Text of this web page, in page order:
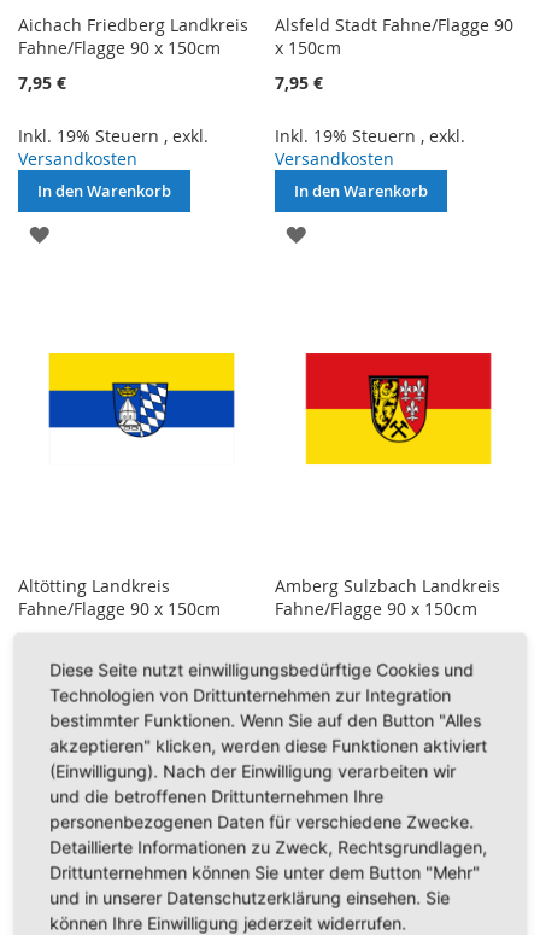
Aichach Friedberg Landkreis
Fahne/Flagge 90 x 150cm
7,95 €
Inkl. 19% Steuern , exkl.
Versandkosten
In den Warenkorb
ZUR
Alsfeld Stadt Fahne/Flagge 90
x 150cm
7,95 €
Inkl. 19% Steuern ,exkl.
Versandkosten
In den Warenkorb
ZUR
Altötting Landkreis
Fahne/Flagge 90 x 150cm
Inkl. 19% Steuern,exkl.
Versandkosten
In den Warenkorb
ZUR
WUNSCHLISTE
HINZUFÜGEN
Amberg Sulzbach Landkreis
Fahne/Flagge 90 x 150cm
Inkl. 19% Steuern,exkl.
Versandkosten
In den Warenkorb
ZUR
WUNSCHLISTE
HINZUFÜGEN
Diese Seite nutzt einwilligungsbedürftige Cookies und
Technologien von Drittunternehmen zur Integration
bestimmter Funktionen. Wenn Sie auf den Button "Alles
akzeptieren" klicken, werden diese Funktionen aktiviert
(Einwilligung). Nach der Einwilligung verarbeiten wir
und die betroffenen Drittunternehmen Ihre
personenbezogenen Daten für verschiedene Zwecke.
Detaillierte Informationen zu Zweck, Rechtsgrundlagen,
Drittunternehmen können Sie unter dem Button "Mehr"
und in unserer Datenschutzerklärung einsehen. Sie
können Ihre Einwilligung jederzeit widerrufen.